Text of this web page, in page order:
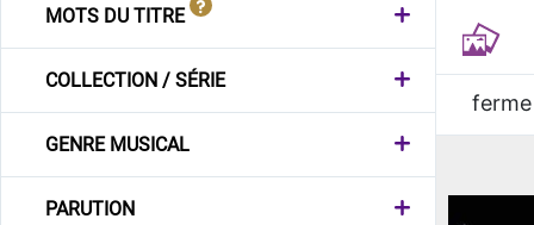
MOTS DU TITRE
COLLECTION / SÉRIE
GENRE MUSICAL
PARUTION
ferme